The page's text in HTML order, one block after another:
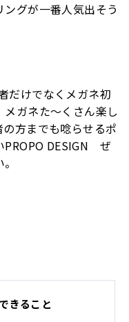
グが一番人気出そう
だけでなくメガネ初
ガネた～くさん楽し
方までも唸らせるポ
PROPO DESIGN ぜ
きること